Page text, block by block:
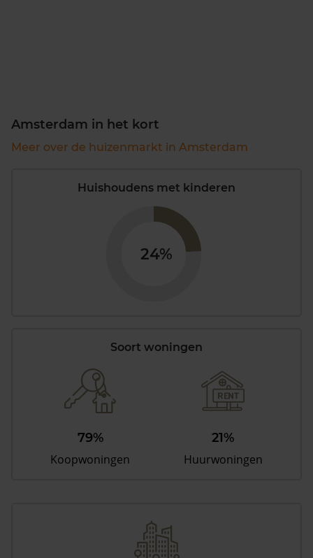
Amsterdam in het kort
Meer over de huizenmarkt in Amsterdam
Huishoudens met kinderen
24%
Soort woningen
79%
Koopwoningen
21%
Huurwoningen